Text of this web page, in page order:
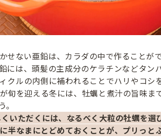
せない亜鉛は、カラダの中で作ることが
には、頭髪の主成分のケラチンなどタン
クルの内側に補われることでハリやコシ
旬を迎える冬には、牡蠣と煮汁の旨味ま
いただくには、なるべく大粒の牡蠣を選
半なまにとどめておくことが、プリっと